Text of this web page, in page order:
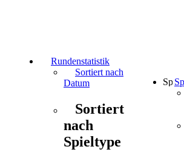
Rundenstatistik
Sortiert nach
Datum
Sortiert
nach
Spieltype